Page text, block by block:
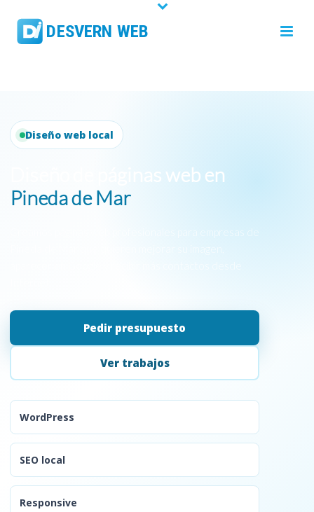
Diseño web local
Diseño de páginas web en
Pineda de Mar
Creamos páginas web profesionales para empresas de
Pedir presupuesto
Ver trabajos
WordPress
SEO local
Responsive